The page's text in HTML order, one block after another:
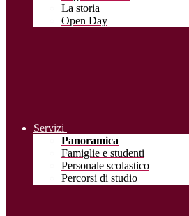
La storia
Open Day
Servizi
Panoramica
Famiglie e studenti
Personale scolastico
Percorsi di studio